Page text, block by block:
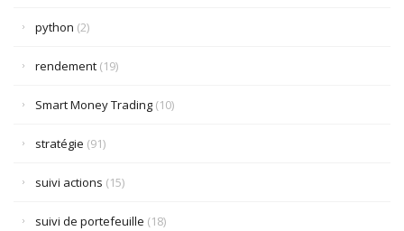
python (2)
rendement (19)
Smart Money Trading (10)
stratégie (91)
suivi actions (15)
suivi de portefeuille (18)